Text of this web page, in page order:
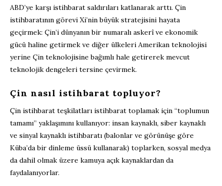
ABD’ye karşı istihbarat saldırıları katlanarak arttı. Çin
istihbaratının görevi Xi’nin büyük stratejisini hayata
geçirmek: Çin’i dünyanın bir numaralı askerî ve ekonomik
gücü haline getirmek ve diğer ülkeleri Amerikan teknolojisi
yerine Çin teknolojisine bağımlı hale getirerek mevcut
teknolojik dengeleri tersine çevirmek.
Çin nasıl istihbarat topluyor?
Çin istihbarat teşkilatları istihbarat toplamak için “toplumun
tamamı” yaklaşımını kullanıyor: insan kaynaklı, siber kaynaklı
ve sinyal kaynaklı istihbaratı (balonlar ve görünüşe göre
Küba’da bir dinleme üssü kullanarak) toplarken, sosyal medya
da dahil olmak üzere kamuya açık kaynaklardan da
faydalanıyorlar.